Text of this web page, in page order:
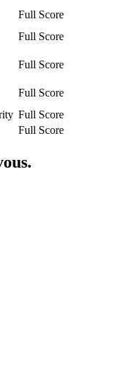
Full Score
Full Score
Full Score
Full Score
Full Score
Full Score